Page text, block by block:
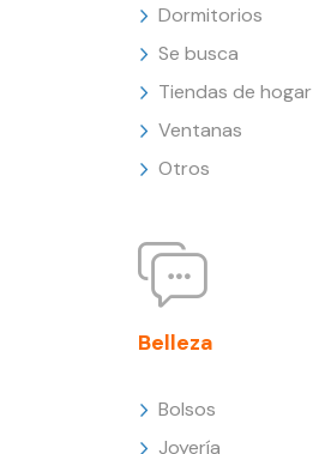
Dormitorios
Se busca
Tiendas de hogar
Ventanas
Otros
Belleza
Bolsos
Joyería